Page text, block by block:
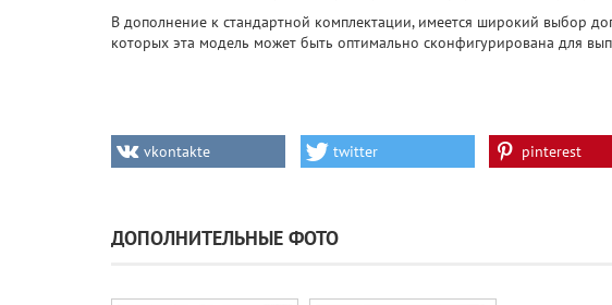
В дополнение к стандартной комплектации, имеется широкий выбор
которых эта модель может быть оптимально сконфигурирована для
vkontakte twitter pinterest
ДОПОЛНИТЕЛЬНЫЕ ФОТО